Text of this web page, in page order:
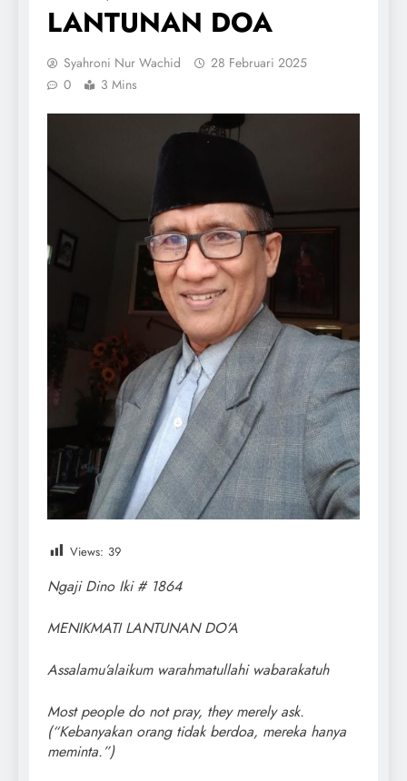
LANTUNAN DOA
Syahroni Nur Wachid
28 Februari 2025
0
3 Mins
Views: 39
Ngaji Dino Iki # 1864
MENIKMATI LANTUNAN DO’A
Assalamu’alaikum warahmatullahi wabarakatuh
Most people do not pray, they merely ask.
(“Kebanyakan orang tidak berdoa, mereka hanya
meminta.”)